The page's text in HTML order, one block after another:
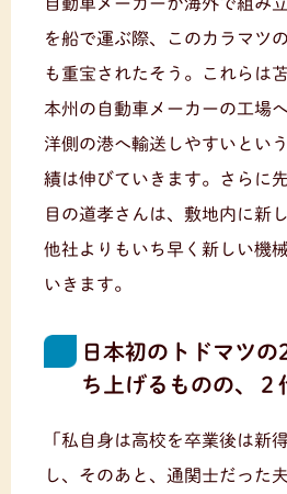
を船で運ぶ際、このカラマツ
も重宝されたそう。これらは
本州の自動車メーカーの工場
洋側の港へ輸送しやすいとい
績は伸びていきます。さらに
目の道孝さんは、敷地内に新
他社よりもいち早く新しい機
いきます。
日本初のトドマツ
ち上げるものの、２
「私自身は高校を卒業後は新
し、そのあと、通関士だった